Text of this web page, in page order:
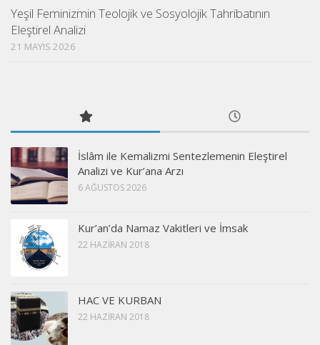
Yeşil Feminizmin Teolojik ve Sosyolojik Tahribatının
Eleştirel Analizi
21 MAYIS 2026
İslâm ile Kemalizmi Sentezlemenin Eleştirel
Analizi ve Kur’ana Arzı
6 AĞUSTOS 2026
Kur’an’da Namaz Vakitleri ve İmsak
22 HAZIRAN 2018
HAC VE KURBAN
22 HAZIRAN 2018